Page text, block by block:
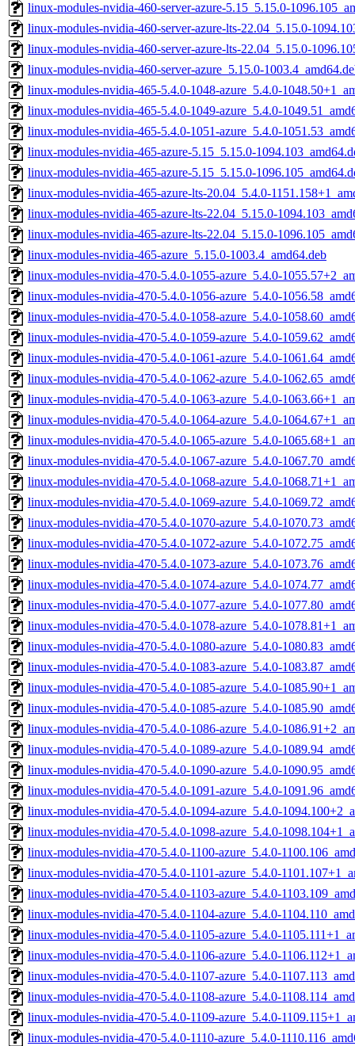
linux-modules-nvidia-460-server-azure-5.15_5.15.0-
linux-modules-nvidia-460-server-azure-lts-22.04_5.15.0-
linux-modules-nvidia-460-server-azure-lts-22.04_5.15.0-
linux-modules-nvidia-460-server-azure_5.15.0-
linux-modules-nvidia-465-5.4.0-1048-azure_5.4.0-
linux-modules-nvidia-465-5.4.0-1049-azure_5.4.0-
linux-modules-nvidia-465-5.4.0-1051-azure_5.4.0-
linux-modules-nvidia-465-azure-5.15_5.15.0-
linux-modules-nvidia-465-azure-5.15_5.15.0-
linux-modules-nvidia-465-azure-lts-20.04_5.4.0-
linux-modules-nvidia-465-azure-lts-22.04_5.15.0-
linux-modules-nvidia-465-azure-lts-22.04_5.15.0-
linux-modules-nvidia-465-azure_5.15.0-1003.4_amd64.deb
linux-modules-nvidia-470-5.4.0-1055-azure_5.4.0-
linux-modules-nvidia-470-5.4.0-1056-azure_5.4.0-
linux-modules-nvidia-470-5.4.0-1058-azure_5.4.0-
linux-modules-nvidia-470-5.4.0-1059-azure_5.4.0-
linux-modules-nvidia-470-5.4.0-1061-azure_5.4.0-
linux-modules-nvidia-470-5.4.0-1062-azure_5.4.0-
linux-modules-nvidia-470-5.4.0-1063-azure_5.4.0-
linux-modules-nvidia-470-5.4.0-1064-azure_5.4.0-
linux-modules-nvidia-470-5.4.0-1065-azure_5.4.0-
linux-modules-nvidia-470-5.4.0-1067-azure_5.4.0-
linux-modules-nvidia-470-5.4.0-1068-azure_5.4.0-
linux-modules-nvidia-470-5.4.0-1069-azure_5.4.0-
linux-modules-nvidia-470-5.4.0-1070-azure_5.4.0-
linux-modules-nvidia-470-5.4.0-1072-azure_5.4.0-
linux-modules-nvidia-470-5.4.0-1073-azure_5.4.0-
linux-modules-nvidia-470-5.4.0-1074-azure_5.4.0-
linux-modules-nvidia-470-5.4.0-1077-azure_5.4.0-
linux-modules-nvidia-470-5.4.0-1078-azure_5.4.0-
linux-modules-nvidia-470-5.4.0-1080-azure_5.4.0-
linux-modules-nvidia-470-5.4.0-1083-azure_5.4.0-
linux-modules-nvidia-470-5.4.0-1085-azure_5.4.0-
linux-modules-nvidia-470-5.4.0-1085-azure_5.4.0-
linux-modules-nvidia-470-5.4.0-1086-azure_5.4.0-
linux-modules-nvidia-470-5.4.0-1089-azure_5.4.0-
linux-modules-nvidia-470-5.4.0-1090-azure_5.4.0-
linux-modules-nvidia-470-5.4.0-1091-azure_5.4.0-
linux-modules-nvidia-470-5.4.0-1094-azure_5.4.0-
linux-modules-nvidia-470-5.4.0-1098-azure_5.4.0-
linux-modules-nvidia-470-5.4.0-1100-azure_5.4.0-
linux-modules-nvidia-470-5.4.0-1101-azure_5.4.0-
linux-modules-nvidia-470-5.4.0-1103-azure_5.4.0-
linux-modules-nvidia-470-5.4.0-1104-azure_5.4.0-
linux-modules-nvidia-470-5.4.0-1105-azure_5.4.0-
linux-modules-nvidia-470-5.4.0-1106-azure_5.4.0-
linux-modules-nvidia-470-5.4.0-1107-azure_5.4.0-
linux-modules-nvidia-470-5.4.0-1108-azure_5.4.0-
linux-modules-nvidia-470-5.4.0-1109-azure_5.4.0-
linux-modules-nvidia-470-5.4.0-1110-azure_5.4.0-